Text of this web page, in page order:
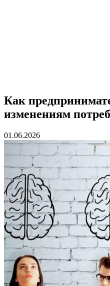
Как
изменениям
01.06.2026